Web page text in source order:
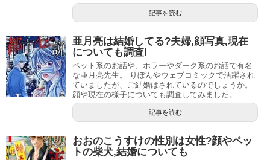
松本ぷりっつ先生のオススメ作品は、なんといっても「う
ちの3姉妹」です。
「うちの3姉妹」は2005年10月～2011年4月の5年半、アメ
ーバブログでイラスト漫画付きブログとして描かれていた
かわいくデフォルメされた3姉妹の、それぞれ個性豊かな様
記事を読む
亜月亮は結婚してる?夫婦,顔写真,現在
についても調査!
ペット系のお話や、ホラーやダーク系のお話で有名
な亜月亮先生。 りぼんやウェブコミックで活躍され
ていましたが、ご結婚はされているのでしょうか。
顔や現在の様子についても調査してみました。
記事を読む
おおのこうすけの性別は女性?顔やペッ
トの柴犬,結婚についても